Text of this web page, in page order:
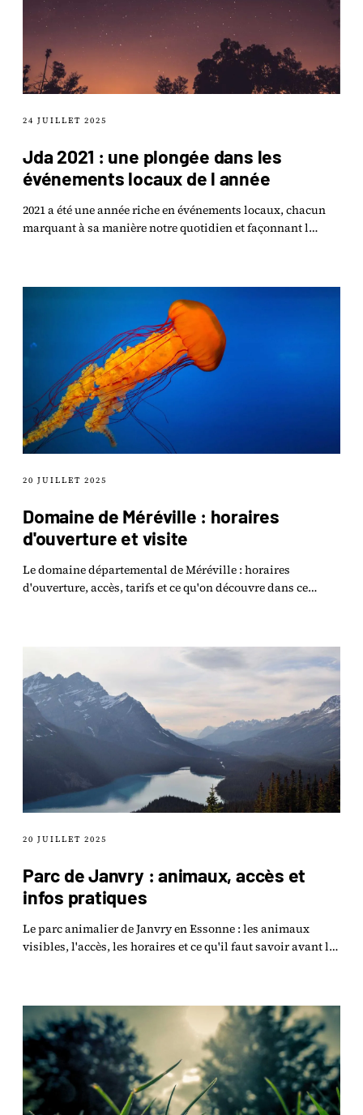
24 JUILLET 2025
Jda 2021 : une plongée dans les
événements locaux de l année
2021 a été une année riche en événements locaux, chacun
marquant à sa manière notre quotidien et façonnant l
20 JUILLET 2025
Domaine de Méréville : horaires
d'ouverture et visite
Le domaine départemental de Méréville : horaires
d'ouverture, accès, tarifs et ce qu'on découvre dans ce
20 JUILLET 2025
Parc de Janvry : animaux, accès et
infos pratiques
Le parc animalier de Janvry en Essonne : les animaux
visibles, l'accès, les horaires et ce qu'il faut savoir avant la